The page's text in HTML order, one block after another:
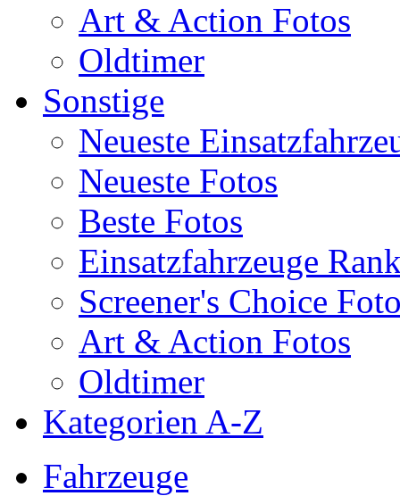
Art & Action Fotos
Oldtimer
Sonstige
Neueste
Neueste Fotos
Beste Fotos
Einsatzfahrzeuge
Screener's Choice
Art & Action Fotos
Oldtimer
Kategorien A-Z
Fahrzeuge